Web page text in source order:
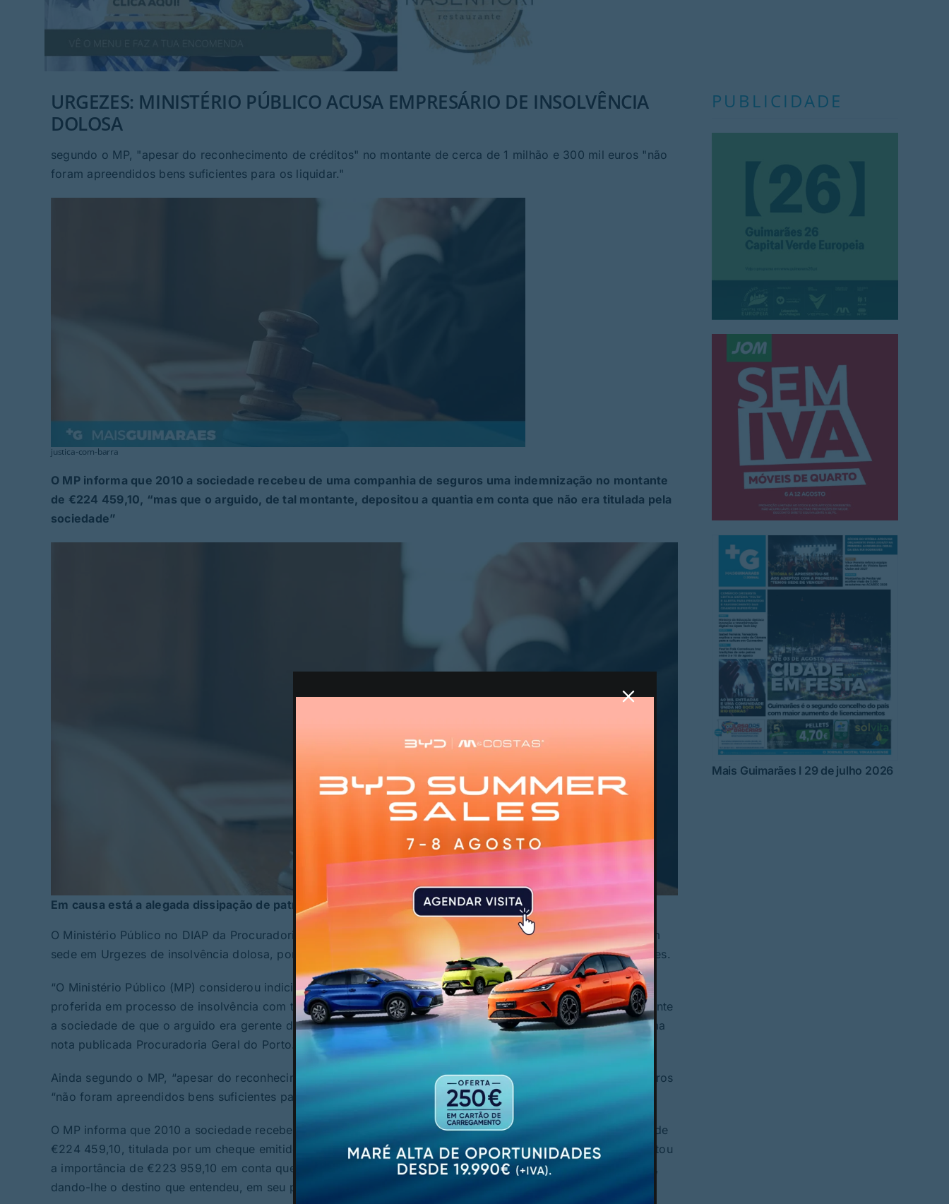
URGEZES: MINISTÉRIO PÚBLICO ACUSA EMPRESÁRIO DE INSOLVÊNCIA
DOLOSA
segundo o MP, "apesar do reconhecimento de créditos" no montante de cerca de 1 milhão e 300 mil euros "não
foram apreendidos bens suficientes para os liquidar."
justica-com-barra
O MP informa que 2010 a sociedade recebeu de uma companhia de seguros uma indemnização no montante
de €224 459,10, “mas que o arguido, de tal montante, depositou a quantia em conta que não era titulada pela
sociedade”
Em causa está a alegada dissipação de património para o subtrair aos credores ©Direitos Reservados
O Ministério Público no DIAP da Procuradoria da República de Braga acusou o gerente de uma sociedade com
sede em Urgezes de insolvência dolosa, por dissipação de património de empresa para o subtrair aos credores.
“O Ministério Público (MP) considerou indiciado que por sentença transitada em julgado adem 09.01.2013,
proferida em processo de insolvência com termos corridos no juízo local de Guimarães, foi declarada insolvente
a sociedade de que o arguido era gerente de direito e de facto, com sede em Urgezes, Guimarães”, lê-se numa
nota publicada Procuradoria Geral do Porto.
Ainda segundo o MP, “apesar do reconhecimento de créditos” no montante de cerca de 1 milhão e 300 mil euros
“não foram apreendidos bens suficientes para os liquidar.”
O MP informa que 2010 a sociedade recebeu de uma companhia de seguros uma indemnização no montante de
€224 459,10, titulada por um cheque emitido a favor da mesma; “mas que o arguido, de tal montante, depositou
a importância de €223 959,10 em conta que não era titulada pela sociedade e procedeu ao seu levantamento,
dando-lhe o destino que entendeu, em seu próprio proveito”
PUBLICIDADE
Mais Guimarães I 29 de julho 2026